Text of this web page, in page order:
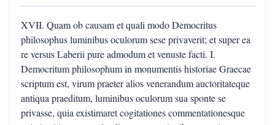
XVII. Quam ob causam et quali modo Democritus
philosophus luminibus oculorum sese privaverit; et super ea
re versus Laberii pure admodum et venuste facti. I.
Democritum philosophum in monumentis historiae Graecae
scriptum est, virum praeter alios venerandum auctoritateque
antiqua praeditum, luminibus oculorum sua sponte se
privasse, quia existimaret cogitationes commentationesque